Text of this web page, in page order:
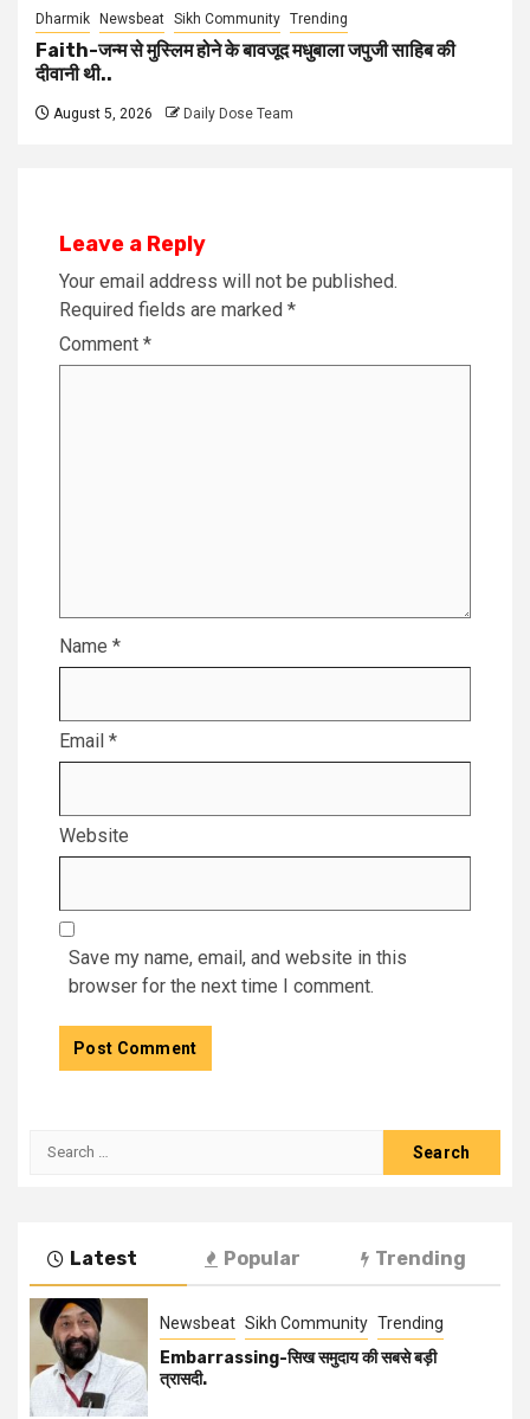
Dharmik Newsbeat Sikh Community Trending
Faith-जन्म से मुस्लिम होने के बावजूद मधुबाला जपुजी साहिब की
दीवानी थी..
August 5, 2026 Daily Dose Team
Leave a Reply
Your email address will not be published.
Required fields are marked *
Comment *
Name *
Email *
Website
Save my name, email, and website in this
browser for the next time I comment.
Latest Popular Trending
Newsbeat Sikh Community Trending
Embarrassing-सिख समुदाय की सबसे बड़ी
त्रासदी.